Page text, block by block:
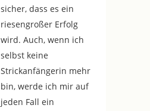
sicher, dass es ein
riesengroßer Erfolg
wird. Auch, wenn ich
selbst keine
Strickanfängerin mehr
bin, werde ich mir auf
jeden Fall ein